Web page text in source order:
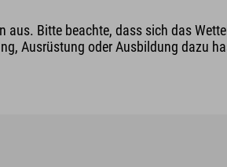
Bitte beachte, dass sich das
Ausrüstung oder Ausbildung dazu